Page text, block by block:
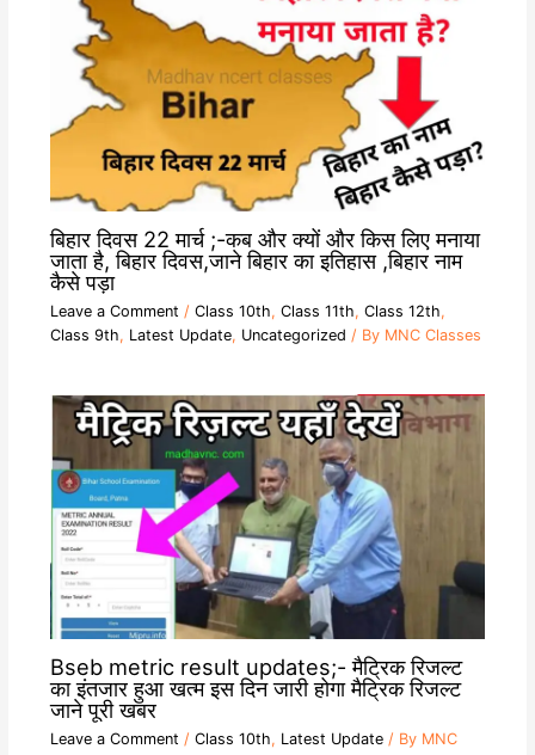
बिहार दिवस 22 मार्च ;-कब और क्यों और किस लिए मनाया
जाता है, बिहार दिवस,जाने बिहार का इतिहास ,बिहार नाम
कैसे पड़ा
Leave a Comment / Class 10th, Class 11th, Class 12th,
Class 9th, Latest Update, Uncategorized / By MNC Classes
Bseb metric result updates;- मैट्रिक रिजल्ट
का इंतजार हुआ खत्म इस दिन जारी होगा मैट्रिक रिजल्ट
जाने पूरी खबर
Leave a Comment / Class 10th, Latest Update/ By MNC